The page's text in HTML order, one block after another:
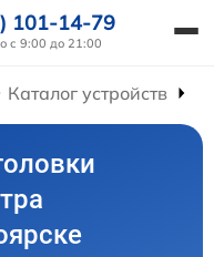
101-14-79
с 9:00 до 21:00
Каталог устройств